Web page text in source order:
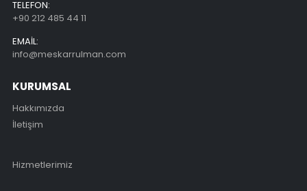
TELEFON:
+90 212 485 44 11
EMAIL:
info@meskarrulman.com
KURUMSAL
Hakkımızda
İletişim
Hizmetlerimiz